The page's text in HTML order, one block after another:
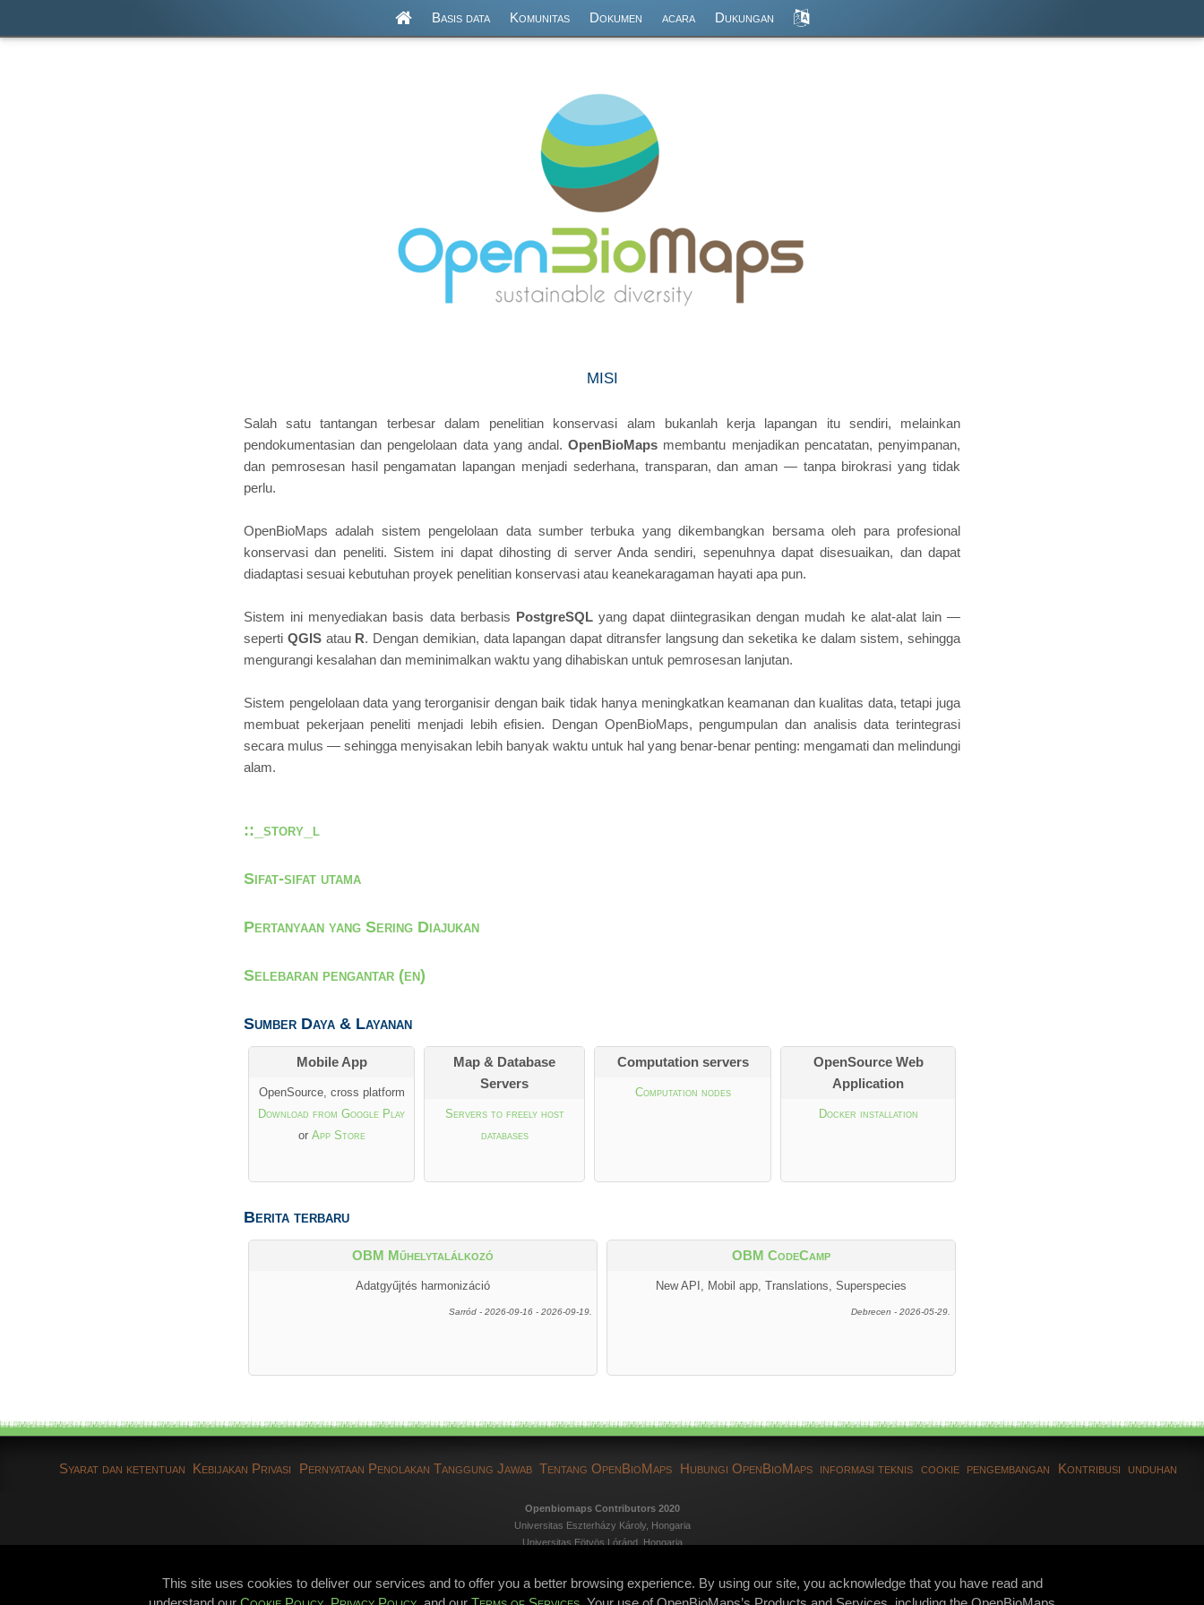
Basis data Komunitas Dokumen acara Dukungan
misi
Salah satu tantangan terbesar dalam penelitian konservasi alam bukanlah kerja lapangan itu sendiri, melainkan
pendokumentasian dan pengelolaan data yang andal.OpenBioMaps membantu menjadikan pencatatan, penyimpanan,
dan pemrosesan hasil pengamatan lapangan menjadi sederhana, transparan, dan aman — tanpa birokrasi yang tidak
perlu.
OpenBioMaps adalah sistem pengelolaan data sumber terbuka yang dikembangkan bersama oleh para profesional
konservasi dan peneliti. Sistem ini dapat dihosting di server Anda sendiri, sepenuhnya dapat disesuaikan, dan dapat
diadaptasi sesuai kebutuhan proyek penelitian konservasi atau keanekaragaman hayati apa pun.
Sistem ini menyediakan basis data berbasis PostgreSQLyang dapat diintegrasikan dengan mudah ke alat-alat lain —
seperti QGISatau R. Dengan demikian, data lapangan dapat ditransfer langsung dan seketika ke dalam sistem, sehingga
mengurangi kesalahan dan meminimalkan waktu yang dihabiskan untuk pemrosesan lanjutan.
Sistem pengelolaan data yang terorganisir dengan baik tidak hanya meningkatkan keamanan dan kualitas data, tetapi juga
membuat pekerjaan peneliti menjadi lebih efisien. Dengan OpenBioMaps, pengumpulan dan analisis data terintegrasi
secara mulus — sehingga menyisakan lebih banyak waktu untuk hal yang benar-benar penting: mengamati dan melindungi
alam.
::_story_l
Sifat-sifat utama
Pertanyaan yang Sering Diajukan
Selebaran pengantar (en)
Sumber Daya & Layanan
Mobile App
OpenSource, cross platform
Download from Google Play
or App Store
Map & Database
Servers
Servers to freely host
databases
Computation servers
Computation nodes
OpenSource Web
Application
Docker installation
Berita terbaru
OBM Műhelytalálkozó
Adatgyűjtés harmonizáció
Sarród - 2026-09-16 - 2026-09-19.
OBM CodeCamp
New API, Mobil app, Translations, Superspecies
Debrecen - 2026-05-29.
Syarat dan ketentuan Kebijakan Privasi Pernyataan Penolakan Tanggung Jawab Tentang OpenBioMaps Hubungi OpenBioMaps informasi teknis cookie pengembangan Kontribusi unduhan
Openbiomaps Contributors 2020
Universitas Eszterházy Károly, Hongaria
Universitas Eötvös Lóránd, Hongaria
Direktorat Taman Nasional Duna-Ipoly, Hongaria
Direktorat Taman Nasional Fertő-Hanság, Hongaria
This site uses cookies to deliver our services and to offer you a better browsing experience. By using our site, you acknowledge that you have read and